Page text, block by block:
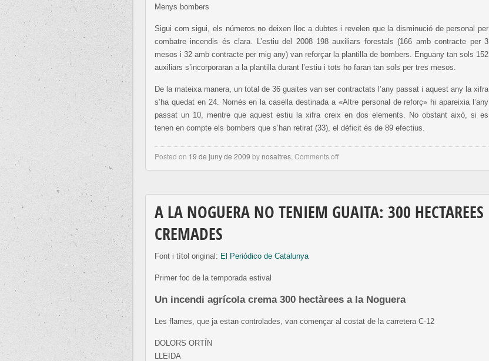
Menys bombers
Sigui com sigui, els números no deixen lloc a dubtes i revelen que la disminució de personal per
combatre incendis és clara. L’estiu del 2008 198 auxiliars forestals (166 amb contracte per 3
mesos i 32 amb contracte per mig any) van reforçar la plantilla de bombers. Enguany tan sols 152
auxiliars s’incorporaran a la plantilla durant l’estiu i tots ho faran tan sols per tres mesos.
De la mateixa manera, un total de 36 guaites van ser contractats l’any passat i aquest any la xifra
s’ha quedat en 24. Només en la casella destinada a «Altre personal de reforç» hi apareixia l’any
passat un 10, mentre que aquest estiu la xifra creix en dos elements. No obstant això, si es
tenen en compte els bombers que s’han retirat (33), el dèficit és de 89 efectius.
Posted on 19 de juny de 2009 by nosaltres Comments off
A LA NOGUERA NO TENIEM GUAITA: 300 HECTAREES
CREMADES
Font i títol original: El Periódico de Catalunya
Primer foc de la temporada estival
Un incendi agrícola crema 300 hectàrees a la Noguera
Les flames, que ja estan controlades, van començar al costat de la carretera C-12
DOLORS ORTÍN
LLEIDA